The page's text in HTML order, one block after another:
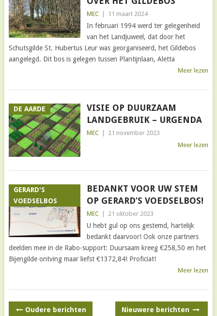
MEC 11 maart 2024
In februari 1994 werd ter gelegenheid
van het Landjuweel, dat door het
Schutsgilde St. Hubertus Leur was georganiseerd, het Gildebos
aangelegd. Dit bos is gelegen tussen Plantijnlaan, Aletta
Meer lezen
DE AARDE
VISIE OP DUURZAAM
LANDGEBRUIK – URGENDA
MEC
21 november 2023
Meer lezen
GERARD'S
VOEDSELBOS
BEDANKT VOOR UW STEM
OP GERARD’S VOEDSELBOS!
MEC 21 oktober 2023
U hebt gul op ons gestemd, hartelijk
bedankt daarvoor! Ook onze partners
deelden mee in de Rabo-support: Duursaam kreeg €258,50 en het
Bijengilde ontving maar liefst €1372,84! Proficiat!
Meer lezen
BERICHTNAVIGATIE
Oudere berichten Nieuwere berichten